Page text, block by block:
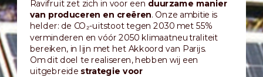
Ravifruit zet zich in voor een duurzame manier
van produceren en creëren. Onze ambitie is
helder: de CO₂-uitstoot tegen 2030 met 55%
verminderen en vóór 2050 klimaatneutraliteit
bereiken, in lijn met het Akkoord van Parijs.
Om dit doel te realiseren, hebben wij een
uitgebreide strategie voor